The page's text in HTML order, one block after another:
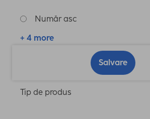
Număr asc
+ 4 more
Salvare
Tip de produs